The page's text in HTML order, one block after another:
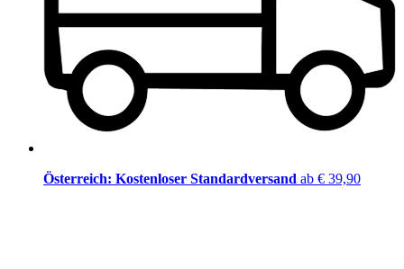
Österreich: Kostenloser Standardversand ab € 39,90